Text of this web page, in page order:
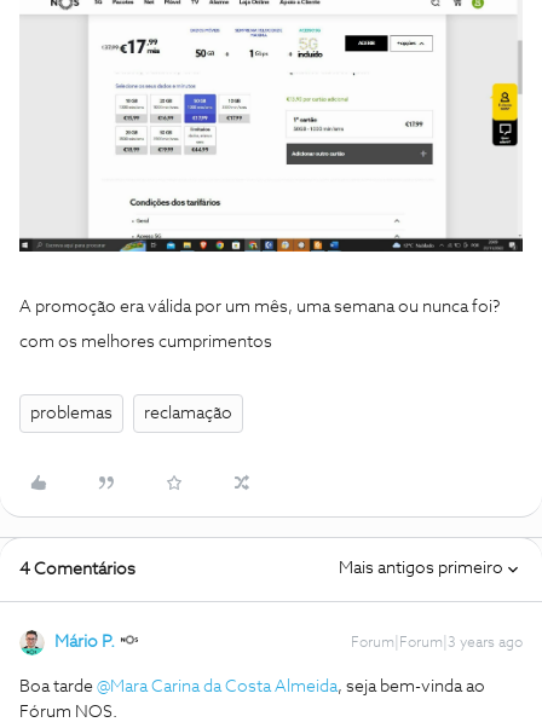
A promoção era válida por um mês, uma semana ou nunca foi?
com os melhores cumprimentos
problemas reclamação
4 Comentários Mais antigos primeiro
Mário P. Forum|Forum|3 years ago
Boa tarde @Mara Carina da Costa Almeida, seja bem-vinda ao
Fórum NOS.